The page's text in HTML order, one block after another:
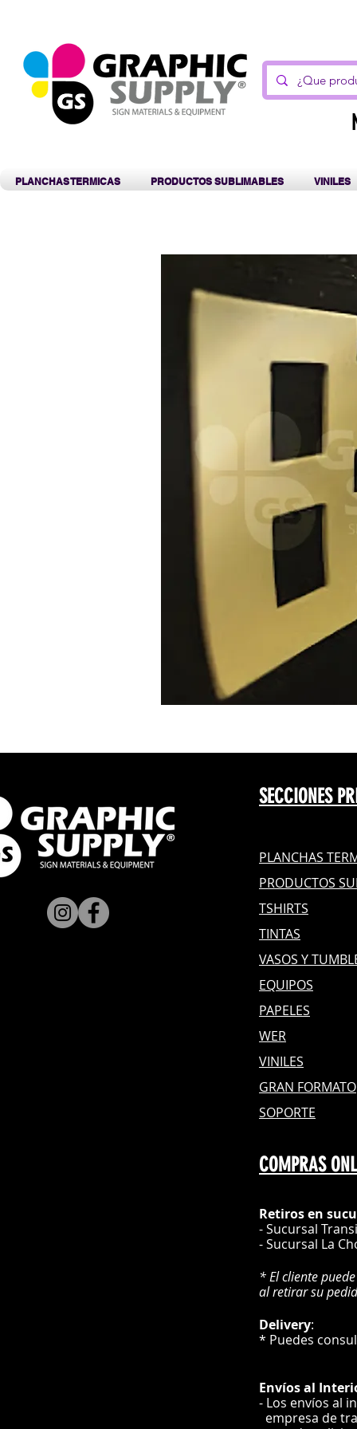
PLANCHAS TERMICAS PRODUCTOS SUBLIMABLES VINILES
SECCIONES
PLANCHAS
PRODUCTOS
TSHIRTS
TINTAS
VASOS Y
EQUIPOS
PAPELES
WER
VINILES
GRAN FORMATO
SOPORTE
COMPRAS
Retiros en
- Sucursal
- Sucursal La
* El cliente
al retirar su
Delivery
* Puedes
Envíosal
- Los envíos al
empresa de